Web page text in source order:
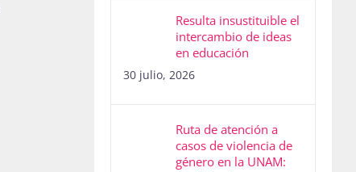
Resulta insustituible el
intercambio de ideas
en educación
30 julio, 2026
Ruta de atención a
casos de violencia de
género en la UNAM: